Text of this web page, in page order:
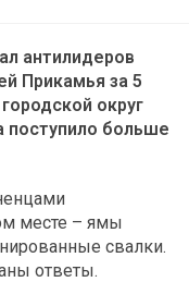
антилидеров
Прикамья за 5
округ
поступило больше
месте – ямы
свалки.
ответы.